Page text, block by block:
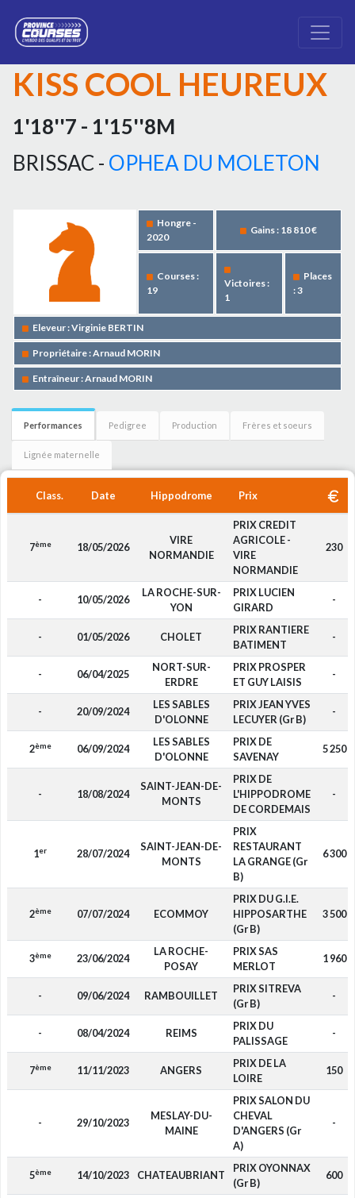
KISS COOL HEUREUX
1'18''7 - 1'15''8M
BRISSAC - OPHEA DU MOLETON
Hongre -
2020
Gains : 18 810 €
Courses :
19
Victoires :
1
Places
: 3
Eleveur : Virginie BERTIN
Propriétaire : Arnaud MORIN
Entraîneur : Arnaud MORIN
Performances Pedigree Production Frères et soeurs
Lignée maternelle
Class. Date Hippodrome Prix
7ème 18/05/2026
VIRE
NORMANDIE
PRIX CREDIT
AGRICOLE -
VIRE
NORMANDIE
230
- 10/05/2026
LA ROCHE-SUR-
YON
PRIX LUCIEN
GIRARD
-
- 01/05/2026 CHOLET
PRIX RANTIERE
BATIMENT
-
- 06/04/2025
NORT-SUR-
ERDRE
PRIX PROSPER
ET GUY LAISIS
-
- 20/09/2024
LES SABLES
D'OLONNE
PRIX JEAN YVES
LECUYER (Gr B)
-
2ème 06/09/2024
LES SABLES
D'OLONNE
PRIX DE
SAVENAY
5 250
- 18/08/2024
SAINT-JEAN-DE-
MONTS
PRIX DE
L'HIPPODROME
DE CORDEMAIS
-
1er 28/07/2024
SAINT-JEAN-DE-
MONTS
PRIX
RESTAURANT
LA GRANGE (Gr
B)
6 300
2ème 07/07/2024 ECOMMOY
PRIX DU G.I.E.
HIPPOSARTHE
(Gr B)
3 500
3ème 23/06/2024
LA ROCHE-
POSAY
PRIX SAS
MERLOT
1 960
- 09/06/2024 RAMBOUILLET
PRIX SITREVA
(Gr B)
-
- 08/04/2024 REIMS
PRIX DU
PALISSAGE
-
7ème 11/11/2023 ANGERS
PRIX DE LA
LOIRE
150
- 29/10/2023
MESLAY-DU-
MAINE
PRIX SALON DU
CHEVAL
D'ANGERS (Gr
A)
-
5ème 14/10/2023 CHATEAUBRIANT
PRIX OYONNAX
(Gr B)
600